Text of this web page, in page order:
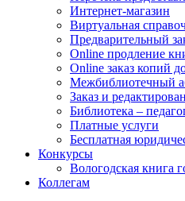
Интернет-магазин
Виртуальная
Предварительный
Online продление
Online заказ копий
Межбиблиотечный
Заказ и
Библиотека –
Платные услуги
Бесплатная
Конкурсы
Вологодская книга
Коллегам